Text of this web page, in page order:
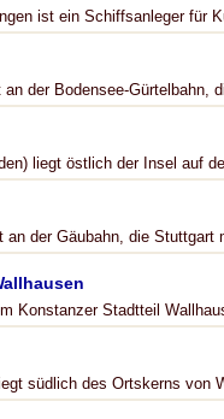
ist ein Schiffsanleger für
der Bodensee-Gürtelbahn,
liegt östlich der Insel auf
an der Gäubahn, die Stuttgart
Konstanzer Stadtteil
südlich des Ortskerns von